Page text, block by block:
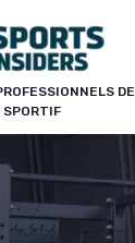
DE
SPORTIF
cookies